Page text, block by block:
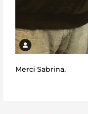
Merci Sabrina.